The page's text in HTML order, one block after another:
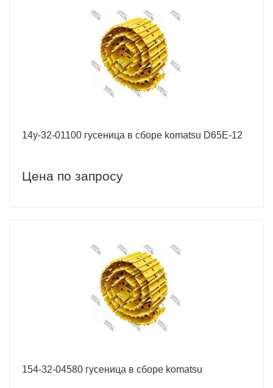
14y-32-01100 гусеница в сборе komatsu D65E-12
Цена по запросу
154-32-04580 гусеница в сборе komatsu